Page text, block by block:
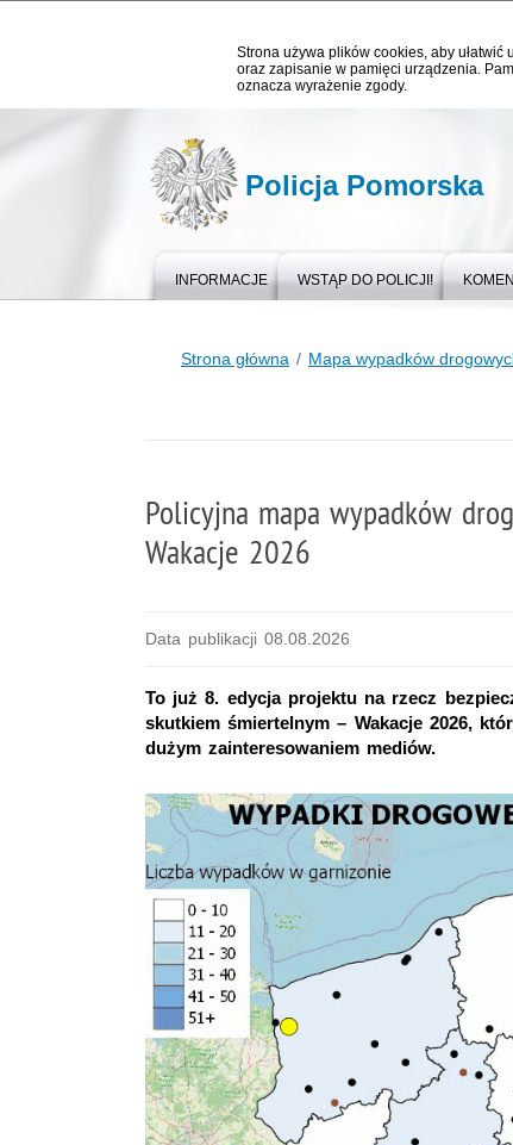
Strona używa plików cookies, aby
oraz zapisanie w pamięci urządzenia.
oznacza wyrażenie zgody.
Policja Pomorska
INFORMACJE WSTĄP DO POLICJI!
Strona główna Mapa wypadków
Policyjna mapa wypadków
Wakacje 2026
Data publikacji 08.08.2026
To już 8. edycja projektu na rzecz
skutkiem śmiertelnym – Wakacje 2026,
dużym zainteresowaniem mediów.